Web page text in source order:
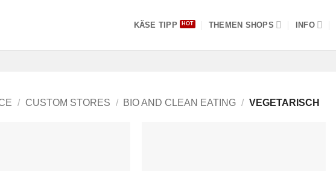
KÄSE TIPP THEMEN SHOPS INFO
/ CUSTOM STORES / BIO AND CLEAN EATING / VEGETARISCH